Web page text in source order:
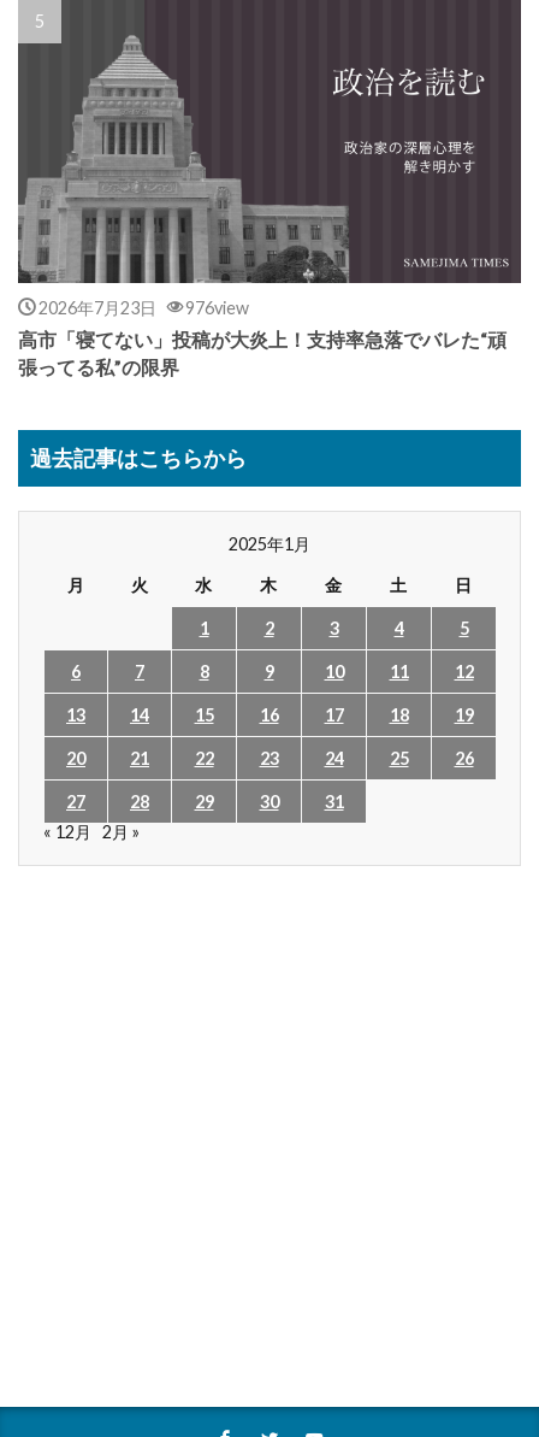
2026年7月23日 976view
高市「寝てない」投稿が大炎上！支持率急落でバレた“頑
張ってる私”の限界
過去記事はこちらから
2025年1月
月
火 水 木 金 土 日
1 2 3 4 5
6 7 8 9 10 11 12
13 14 15 16 17 18 19
20 21 22 23 24 25 26
27 28 29 30
31
« 12月
2月 »